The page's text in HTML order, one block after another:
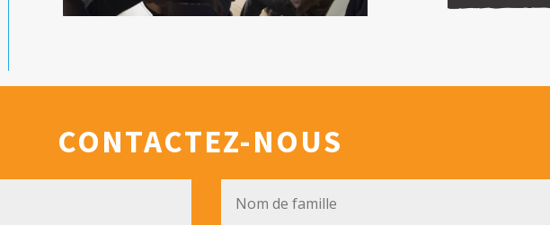
CONTACTEZ-NOUS